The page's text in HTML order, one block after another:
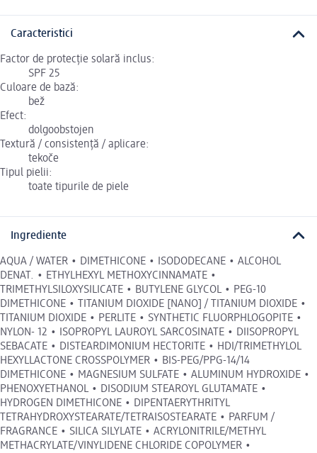
Caracteristici
Factor de protecție solară inclus:
SPF 25
Culoare de bază:
bež
Efect:
dolgoobstojen
Textură / consistență / aplicare:
tekoče
Tipul pielii:
toate tipurile de piele
Ingrediente
AQUA / WATER • DIMETHICONE • ISODODECANE • ALCOHOL
DENAT. • ETHYLHEXYL METHOXYCINNAMATE •
TRIMETHYLSILOXYSILICATE • BUTYLENE GLYCOL • PEG-10
DIMETHICONE • TITANIUM DIOXIDE [NANO] / TITANIUM DIOXIDE •
TITANIUM DIOXIDE • PERLITE • SYNTHETIC FLUORPHLOGOPITE •
NYLON- 12 • ISOPROPYL LAUROYL SARCOSINATE • DIISOPROPYL
SEBACATE • DISTEARDIMONIUM HECTORITE • HDI/TRIMETHYLOL
HEXYLLACTONE CROSSPOLYMER • BIS-PEG/PPG-14/14
DIMETHICONE • MAGNESIUM SULFATE • ALUMINUM HYDROXIDE •
PHENOXYETHANOL • DISODIUM STEAROYL GLUTAMATE •
HYDROGEN DIMETHICONE • DIPENTAERYTHRITYL
TETRAHYDROXYSTEARATE/TETRAISOSTEARATE • PARFUM /
FRAGRANCE • SILICA SILYLATE • ACRYLONITRILE/METHYL
METHACRYLATE/VINYLIDENE CHLORIDE COPOLYMER •